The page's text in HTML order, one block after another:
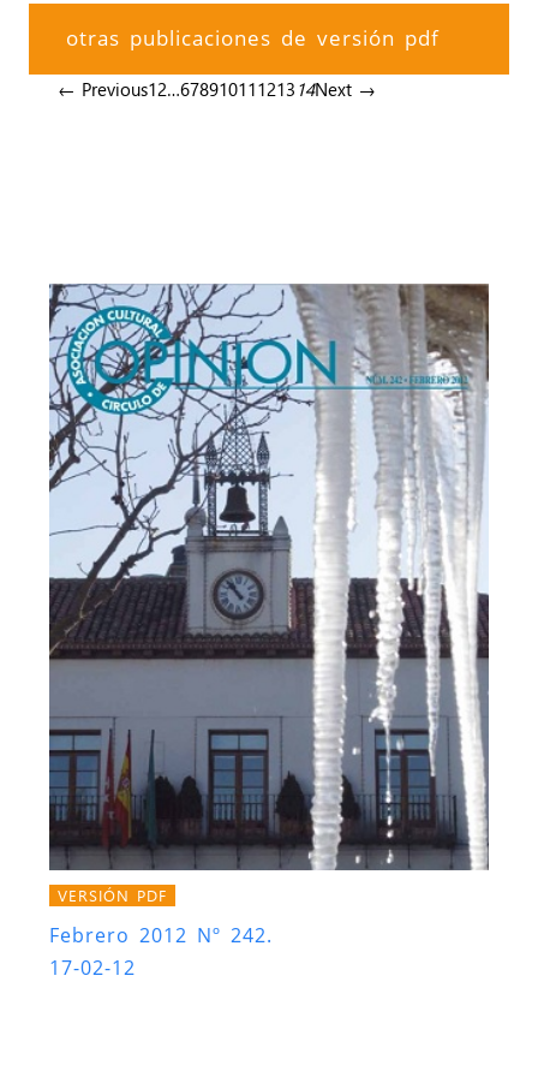
otras publicaciones de versión pdf
← Previous12…678910111213 14Next →
VERSIÓN PDF
Febrero 2012 Nº 242.
17-02-12